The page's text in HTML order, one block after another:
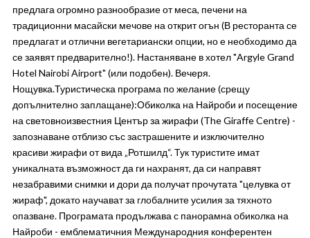
предлага огромно разнообразие от меса, печени на
традиционни масайски мечове на открит огън (В ресторанта се
предлагат и отлични вегетариански опции, но е необходимо да
се заявят предварително!). Настаняване в хотел "Argyle Grand
Hotel Nairobi Airport" (или подобен). Вечеря.
Нощувка.Туристическа програма по желание (срещу
допълнително заплащане):Обиколка на Найроби и посещение
на световноизвестния Център за жирафи (The Giraffe Centre) -
запознаване отблизо със застрашените и изключително
красиви жирафи от вида „Ротшилд“. Тук туристите имат
уникалната възможност да ги нахранят, да си направят
незабравими снимки и дори да получaт прочутата "целувка от
жираф", докато научават за глобалните усилия за тяхното
опазване. Програмата продължава с панорамна обиколка на
Найроби - емблематичния Международния конферентен